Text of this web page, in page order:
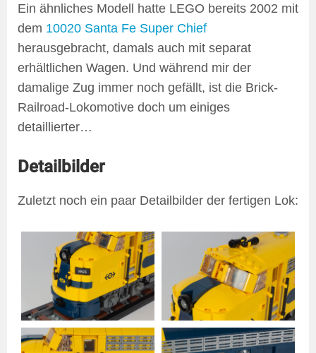
Ein ähnliches Modell hatte LEGO bereits 2002 mit
dem 10020 Santa Fe Super Chief
herausgebracht, damals auch mit separat
erhältlichen Wagen. Und während mir der
damalige Zug immer noch gefällt, ist die Brick-
Railroad-Lokomotive doch um einiges
detaillierter…
Detailbilder
Zuletzt noch ein paar Detailbilder der fertigen Lok: